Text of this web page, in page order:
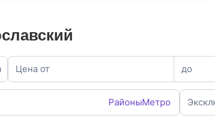
Цена от до
РайоныМетро